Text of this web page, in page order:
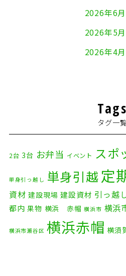
2026年6月
2026年5月
2026年4月
2026年1月
2025年11
2025年10
2025年9月
2025年8月
2025年7月
Tags
タグ一
2台 3台 お弁当 イベント スポ
単身引っ越し 単身引越 定
資材 建設現場 建設資材 引っ越
都内 果物 横浜 赤帽 横浜市 横浜
横浜市瀬谷区 横浜赤帽 横須